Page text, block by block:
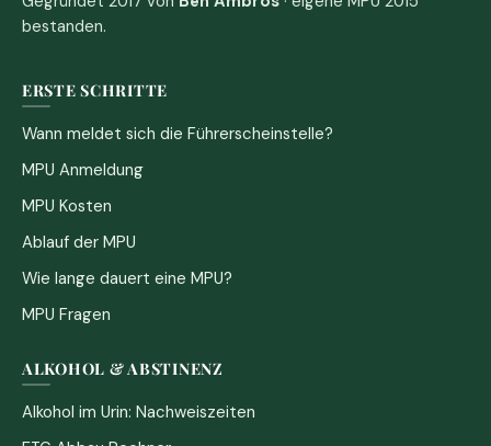
bestanden.
ERSTE SCHRITTE
Wann meldet sich die Führerscheinstelle?
MPU Anmeldung
MPU Kosten
Ablauf der MPU
Wie lange dauert eine MPU?
MPU Fragen
ALKOHOL & ABSTINENZ
Alkohol im Urin: Nachweiszeiten